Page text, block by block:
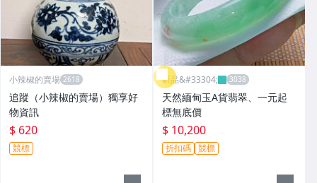
小辣椒的賣場
追蹤（小辣椒的賣場）獨享好
物資訊
$ 620
競標
昕品&#33304;
天然緬甸玉A貨翡翠、一元起
標無底價
$ 10,200
折扣碼 競標